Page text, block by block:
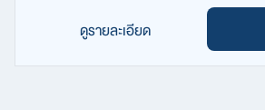
ดูรายละเอียด